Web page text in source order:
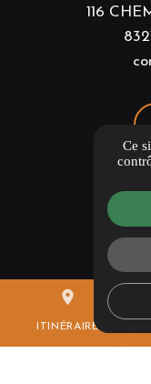
place
ITINÉRAIRE
116
Ce